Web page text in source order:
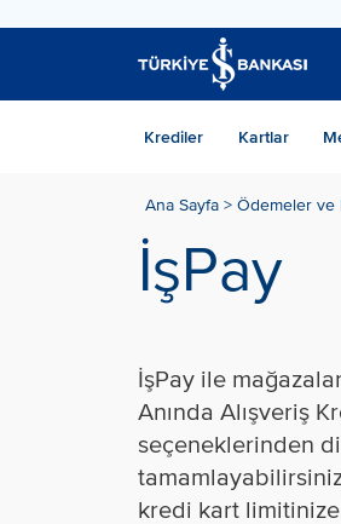
Krediler Kartlar
Ana Sayfa > Ödemeler ve
İşPay
İşPay ile
Anında Alışveriş
seçeneklerinden
kredi kart limitinize